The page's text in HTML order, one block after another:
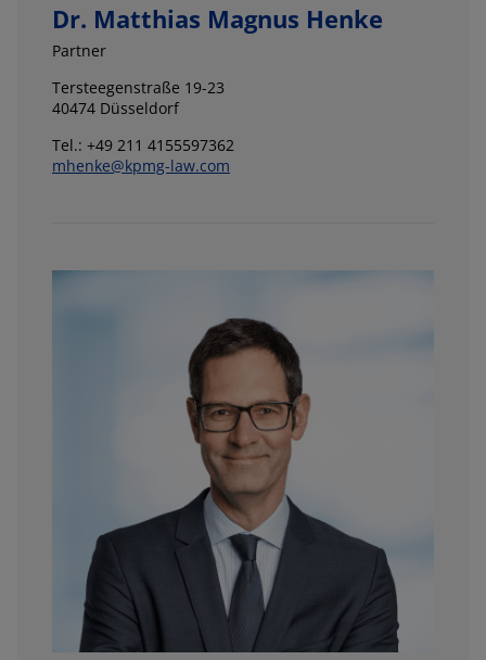
Dr. Matthias Magnus Henke
Partner
Tersteegenstraße 19-23
40474 Düsseldorf
Tel.: +49 211 4155597362
mhenke@kpmg-law.com